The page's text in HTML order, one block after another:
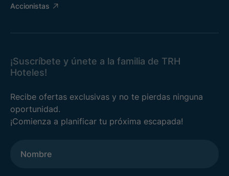
Accionistas
¡Suscríbete y únete a la familia de TRH
Hoteles!
Recibe ofertas exclusivas y no te pierdas ninguna
oportunidad.
¡Comienza a planificar tu próxima escapada!